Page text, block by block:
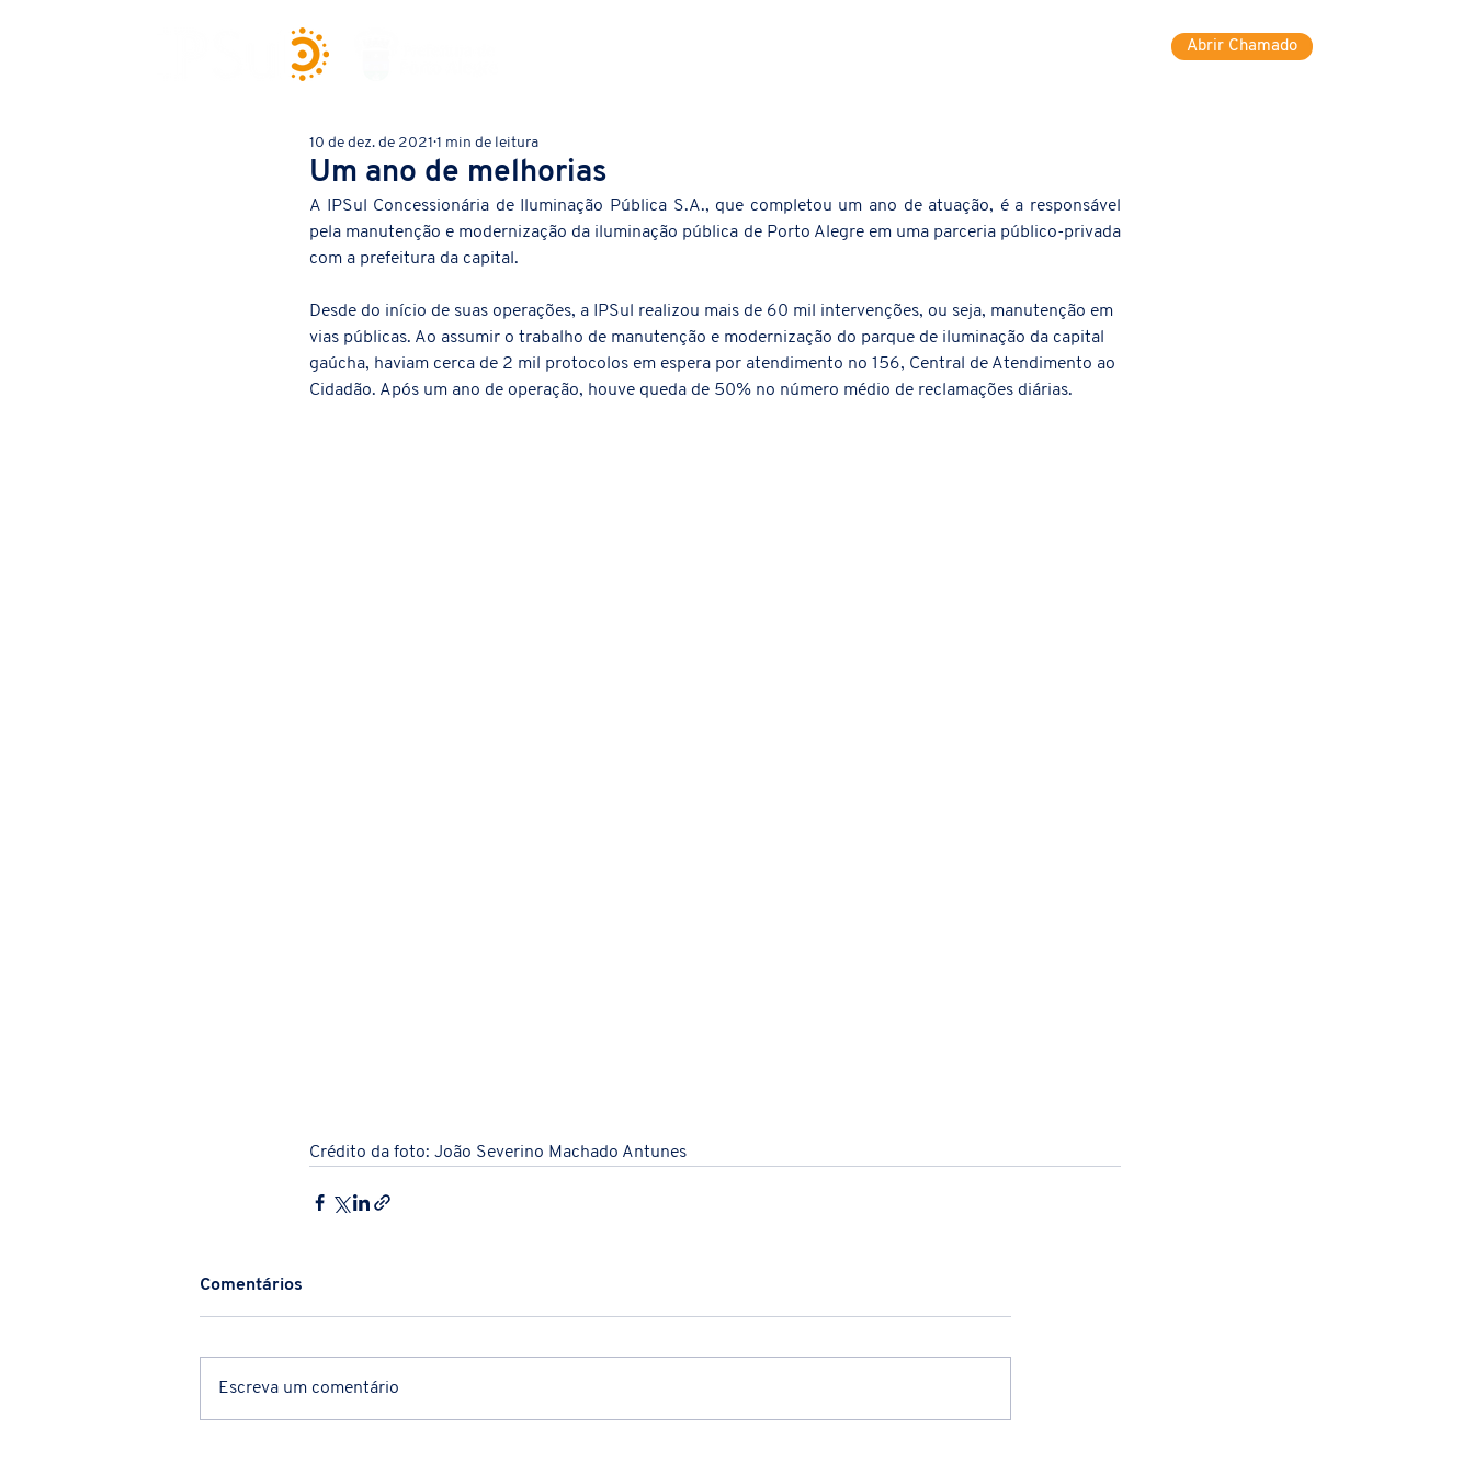
Abrir Chamado
Um ano de melhorias
10 de dez. de 2021 1 min de leitura
A IPSul Concessionária de Iluminação Pública S.A., que completou um ano de atuação, é a responsável
pela manutenção e modernização da iluminação pública de Porto Alegre em uma parceria público-privada
com a prefeitura da capital.
Desde do início de suas operações, a IPSul realizou mais de 60 mil intervenções, ou seja, manutenção em
vias públicas. Ao assumir o trabalho de manutenção e modernização do parque de iluminação da capital
gaúcha, haviam cerca de 2 mil protocolos em espera por atendimento no 156, Central de Atendimento ao
Cidadão. Após um ano de operação, houve queda de 50% no número médio de reclamações diárias.
Crédito da foto: João Severino Machado Antunes
Comentários
Escreva um comentário